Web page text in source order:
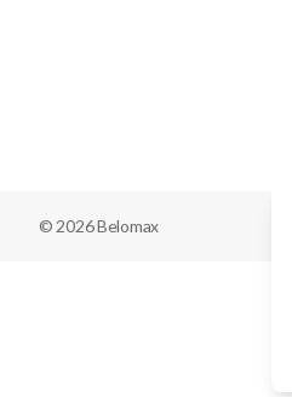
© 2026 Belomax